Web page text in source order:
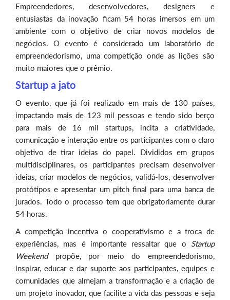
Empreendedores, desenvolvedores, designers e
entusiastas da inovação ficam 54 horas imersos em um
ambiente com o objetivo de criar novos modelos de
negócios. O evento é considerado um laboratório de
empreendedorismo, uma competição onde as lições são
muito maiores que o prêmio.
Startup a jato
O evento, que já foi realizado em mais de 130 países,
impactando mais de 123 mil pessoas e tendo sido berço
para mais de 16 mil startups, incita a criatividade,
comunicação e interação entre os participantes com o claro
objetivo de tirar ideias do papel. Divididos em grupos
multidisciplinares, os participantes precisam desenvolver
ideias, criar modelos de negócios, validá-los, desenvolver
protótipos e apresentar um pitch final para uma banca de
jurados. Todo o processo tem que obrigatoriamente durar
54 horas.
A competição incentiva o cooperativismo e a troca de
experiências, mas é importante ressaltar que o Startup
Weekendpropõe, por meio do empreendedorismo,
inspirar, educar e dar suporte aos participantes, equipes e
comunidades que almejam a transformação e a criação de
um projeto inovador, que facilite a vida das pessoas e seja